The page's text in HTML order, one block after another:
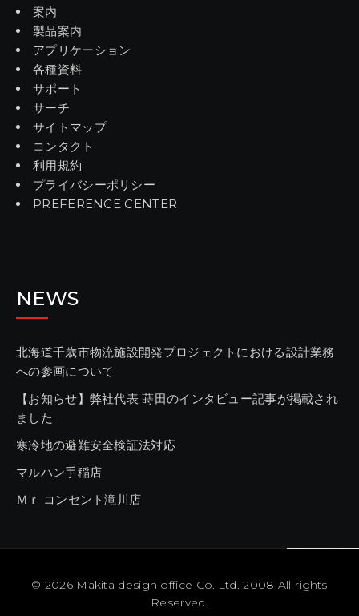
案内
製品案内
アプリケーション
各種資料
サポート
サーチ
サイトマップ
コンタクト
利用規約
プライバシーポリシー
PREFERENCE CENTER
NEWS
北海道千歳市物流施設開発プロジェクトにおける設計業務
への参画について
【お知らせ】弊社代表 蒔田のインタビュー記事が掲載され
ました
寒冷地の避難安全検証法対応
マルハン手稲店
Ｍｒ.コンセント滝川店
© 2026 Makita design office Co.,Ltd. 2008 All rights
Reserved.